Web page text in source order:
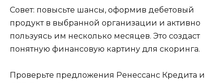
Совет: повысьте шансы, оформив дебетовый
продукт в выбранной организации и активно
пользуясь им несколько месяцев. Это создаст
понятную финансовую картину для скоринга.
Проверьте предложения Ренессанс Кредита и